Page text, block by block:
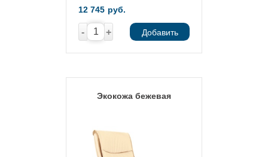
12 745 руб.
- + Добавить
Экокожа бежевая